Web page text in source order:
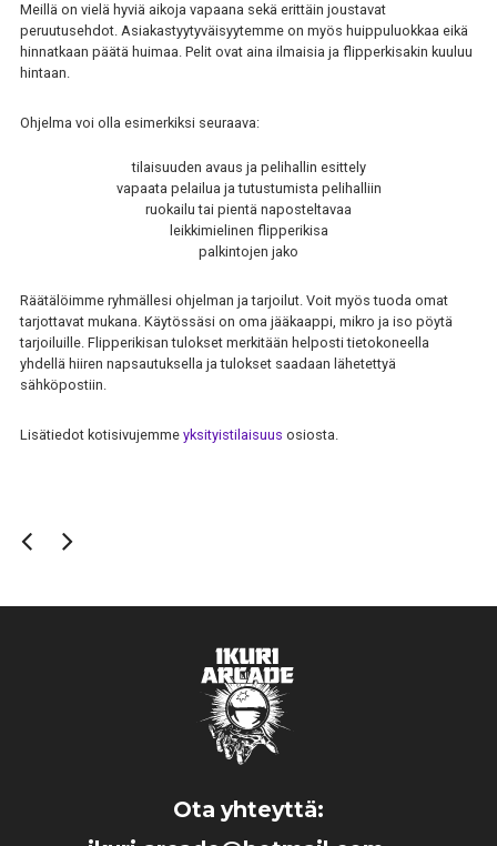
Meillä on vielä hyviä aikoja vapaana sekä erittäin joustavat
peruutusehdot. Asiakastyytyväisyytemme on myös huippuluokkaa eikä
hinnatkaan päätä huimaa. Pelit ovat aina ilmaisia ja flipperkisakin kuuluu
hintaan.
Ohjelma voi olla esimerkiksi seuraava:
tilaisuuden avaus ja pelihallin esittely
vapaata pelailua ja tutustumista pelihalliin
ruokailu tai pientä naposteltavaa
leikkimielinen flipperikisa
palkintojen jako
Räätälöimme ryhmällesi ohjelman ja tarjoilut. Voit myös tuoda omat
tarjottavat mukana. Käytössäsi on oma jääkaappi, mikro ja iso pöytä
tarjoiluille. Flipperikisan tulokset merkitään helposti tietokoneella
yhdellä hiiren napsautuksella ja tulokset saadaan lähetettyä
sähköpostiin.
Lisätiedot kotisivujemme yksityistilaisuus osiosta.
Ota yhteyttä: